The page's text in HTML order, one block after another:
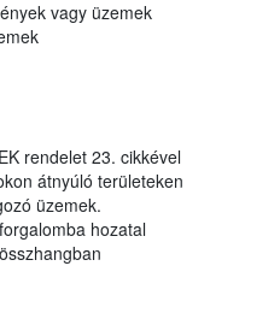
vagy üzemek
rendelet 23. cikkével
átnyúló területeken
üzemek.
hozatal